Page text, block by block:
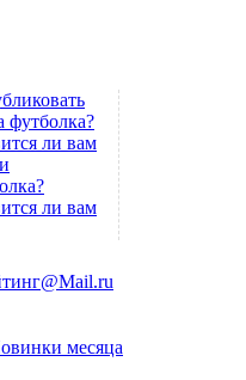
футболка?
ли вам
ли вам
месяца